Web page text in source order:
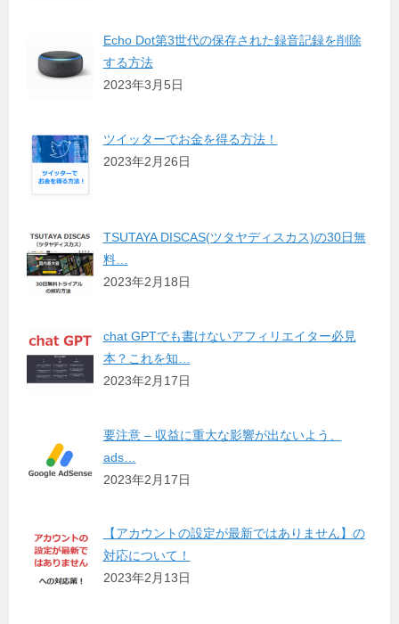
Echo Dot第3世代の保存された録音記録を削除
する方法
2023年3月5日
ツイッターでお金を得る方法！
2023年2月26日
TSUTAYA DISCAS(ツタヤディスカス)の30日無
料…
2023年2月18日
chat GPTでも書けないアフィリエイター必見
本？これを知…
2023年2月17日
要注意 – 収益に重大な影響が出ないよう、
ads…
2023年2月17日
【アカウントの設定が最新ではありません】の
対応について！
2023年2月13日